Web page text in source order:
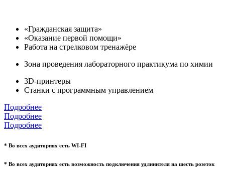
«Гражданская защита»
«Оказание первой помощи»
Работа на стрелковом тренажёре
Зона проведения лабораторного практикума по химии
3D-принтеры
Станки с программным управлением
Подробнее
Подробнее
Подробнее
* Во всех аудиториях есть WI-FI
* Во всех аудиториях есть возможность подключения удлинителя на шесть розеток